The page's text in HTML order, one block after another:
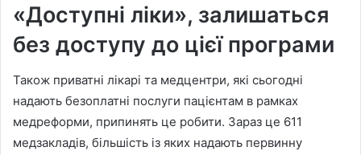
«Доступні ліки», залишаться
без доступу до цієї програми
Також приватні лікарі та медцентри, які сьогодні
надають безоплатні послуги пацієнтам в рамках
медреформи, припинять це робити. Зараз це 611
медзакладів, більшість із яких надають первинну